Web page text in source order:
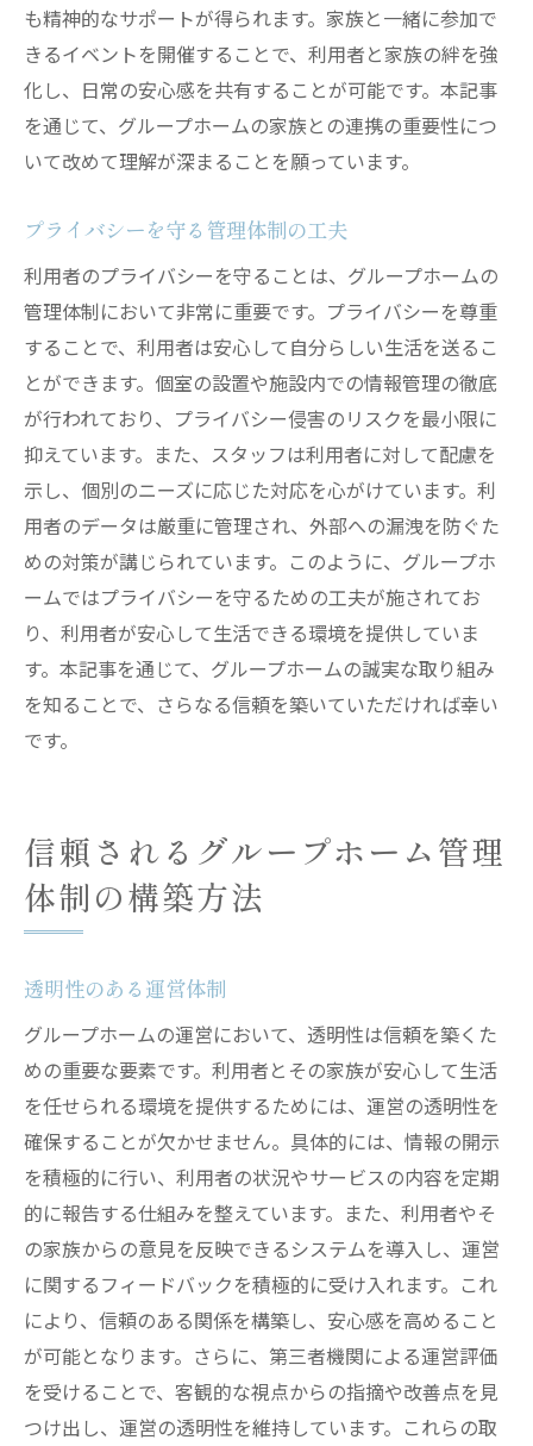
も精神的なサポートが得られます。家族と一緒に参加で
きるイベントを開催することで、利用者と家族の絆を強
化し、日常の安心感を共有することが可能です。本記事
を通じて、グループホームの家族との連携の重要性につ
いて改めて理解が深まることを願っています。
プライバシーを守る管理体制の工夫
利用者のプライバシーを守ることは、グループホームの
管理体制において非常に重要です。プライバシーを尊重
することで、利用者は安心して自分らしい生活を送るこ
とができます。個室の設置や施設内での情報管理の徹底
が行われており、プライバシー侵害のリスクを最小限に
抑えています。また、スタッフは利用者に対して配慮を
示し、個別のニーズに応じた対応を心がけています。利
用者のデータは厳重に管理され、外部への漏洩を防ぐた
めの対策が講じられています。このように、グループホ
ームではプライバシーを守るための工夫が施されてお
り、利用者が安心して生活できる環境を提供していま
す。本記事を通じて、グループホームの誠実な取り組み
を知ることで、さらなる信頼を築いていただければ幸い
です。
信頼されるグループホーム管理
体制の構築方法
透明性のある運営体制
グループホームの運営において、透明性は信頼を築くた
めの重要な要素です。利用者とその家族が安心して生活
を任せられる環境を提供するためには、運営の透明性を
確保することが欠かせません。具体的には、情報の開示
を積極的に行い、利用者の状況やサービスの内容を定期
的に報告する仕組みを整えています。また、利用者やそ
の家族からの意見を反映できるシステムを導入し、運営
に関するフィードバックを積極的に受け入れます。これ
により、信頼のある関係を構築し、安心感を高めること
が可能となります。さらに、第三者機関による運営評価
を受けることで、客観的な視点からの指摘や改善点を見
つけ出し、運営の透明性を維持しています。これらの取